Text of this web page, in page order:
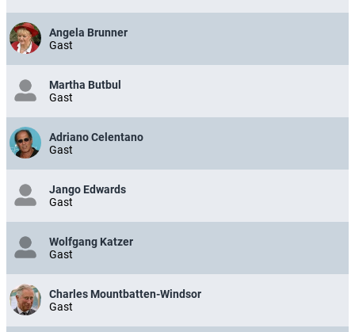
Angela Brunner
Gast
Martha Butbul
Gast
Adriano Celentano
Gast
Jango Edwards
Gast
Wolfgang Katzer
Gast
Charles Mountbatten-Windsor
Gast